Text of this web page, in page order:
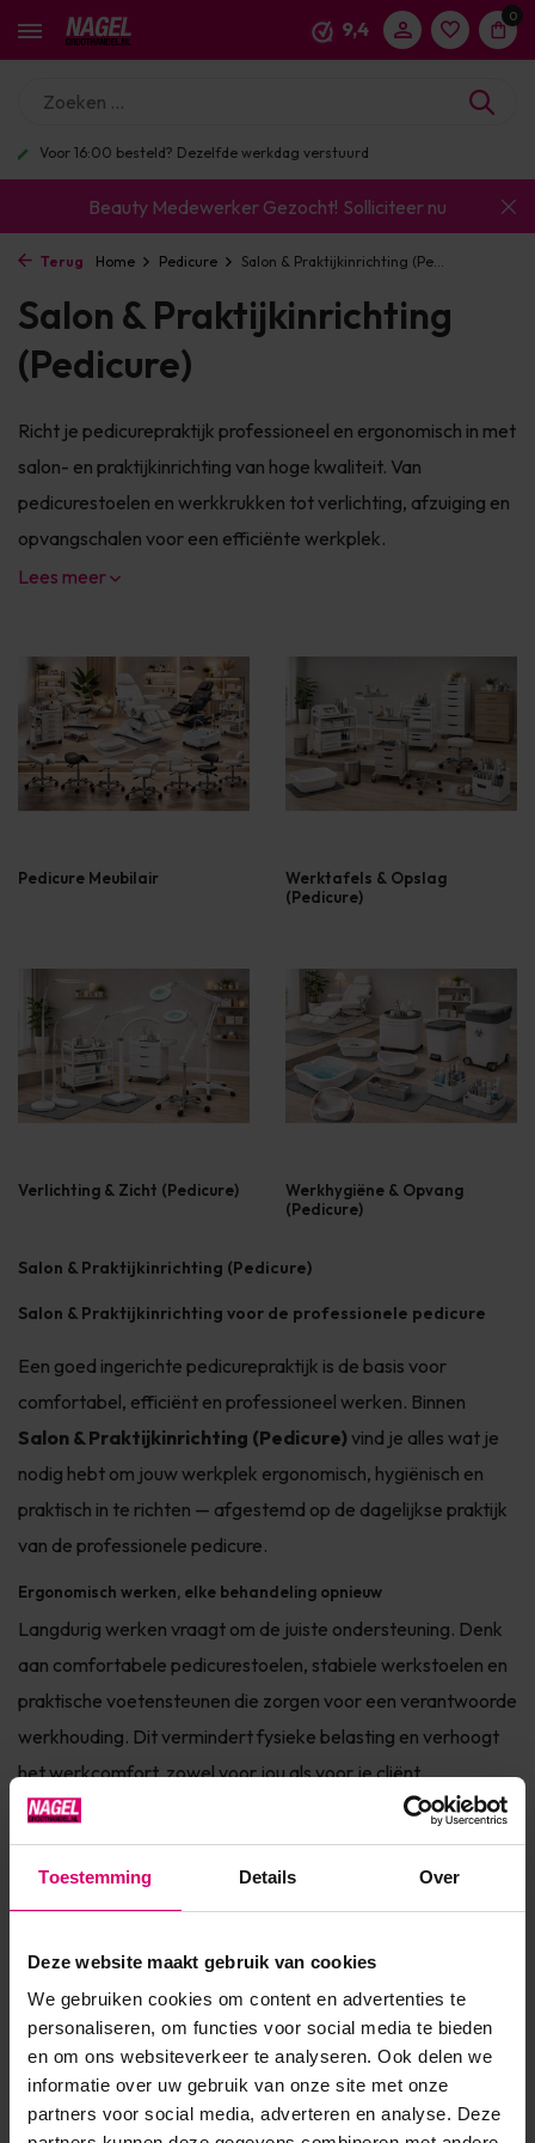
Toestemming Details Over
Deze website maakt gebruik van cookies
We gebruiken cookies om content en advertenties te
personaliseren, om functies voor social media te bieden
en om ons websiteverkeer te analyseren. Ook delen we
informatie over uw gebruik van onze site met onze
partners voor social media, adverteren en analyse. Deze
9,4
0
Enorm assortiment & alle bekende merken
Beauty Medewerker Gezocht! Solliciteer nu
Terug Home Pedicure Salon & Praktijkinrichting (Pe...
Salon & Praktijkinrichting
(Pedicure)
Richt je pedicurepraktijk professioneel en ergonomisch in met
salon- en praktijkinrichting van hoge kwaliteit. Van
pedicurestoelen en werkkrukken tot verlichting, afzuiging en
opvangschalen voor een efficiënte werkplek.
Lees meer
Pedicure Meubilair
Werktafels & Opslag
(Pedicure)
Verlichting & Zicht (Pedicure)
Werkhygiëne & Opvang
(Pedicure)
Salon & Praktijkinrichting (Pedicure)
Salon & Praktijkinrichting voor de professionele pedicure
Een goed ingerichte pedicurepraktijk is de basis voor
comfortabel, efficiënt en professioneel werken. Binnen
Salon & Praktijkinrichting (Pedicure)vind je alles wat je
nodig hebt om jouw werkplek ergonomisch, hygiënisch en
praktisch in te richten — afgestemd op de dagelijkse praktijk
van de professionele pedicure.
Ergonomisch werken, elke behandeling opnieuw
Langdurig werken vraagt om de juiste ondersteuning. Denk
aan comfortabele pedicurestoelen, stabiele werkstoelen en
praktische voetensteunen die zorgen voor een verantwoorde
werkhouding. Dit vermindert fysieke belasting en verhoogt
het werkcomfort, zowel voor jou als voor je cliënt.
Een efficiënte en overzichtelijke werkplek
opbergoplossingen houd je al je materialen binnen
tijd, voorkomt onnodige handelingen en draagt bij aan een
professionele uitstraling van je praktijk.
Optimale verlichting en zicht
Goede verlichting is essentieel voor nauwkeurig
pedicurewerk. In deze categorie vind je loeplampen en